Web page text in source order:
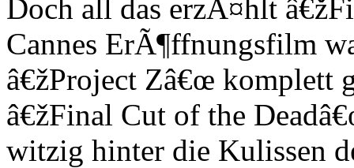
Doch all das erzÃ¤hlt
Cannes ErÃ¶ffnungsfilm
â€žProject Zâ€œ komplett
â€žFinal Cut of the
witzig hinter die Kulissen